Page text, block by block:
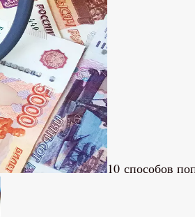
10 способов